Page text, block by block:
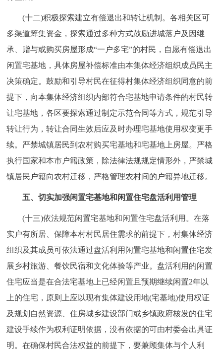
(十二)积极探索建立有偿退出和转让机制。各相关区可
多渠道筹集资金，探索通过多种方式鼓励进城落户及因继
承、赠与或购买房屋形成“一户多宅”的村民，自愿有偿退出
闲置宅基地，具体房屋补偿标准由本集体经济组织成员民主
决策确定。鼓励和引导村民在征得村集体经济组织同意的前
提下，向本集体经济组织内部符合宅基地申请条件的村民转
让宅基地，各区要探索通过制定示范合同等方式，规范引导
转让行为，转让合同生效后应及时办理宅基地使用权变更手
续。严禁城镇居民到农村购买宅基地和宅基地上房屋。严格
执行国家和本市户籍政策，除法律法规规定情形外，严禁城
镇居民户籍向农村迁移，严格管理农村间的户籍异地迁移。
五、切实加强闲置宅基地和闲置住宅盘活利用管理
(十三)依法规范闲置宅基地和闲置住宅盘活利用。在落
实户有所居、保障本村村民居住需求的前提下，村集体经济
组织及其成员可依法通过盘活利用闲置宅基地和闲置住宅发
展乡村旅游、餐饮民宿和文化体验等产业。盘活利用的闲置
住宅应当是在合法宅基地上已经闲置且预期继续闲置2年以
上的住宅，原则上应以现有集体建设用地(宅基地)使用权证
及规划自然资源、住房城乡建设部门或乡镇政府核发的住宅
建设手续作为权利证明依据，没有依据的可由村委会出具证
明。在确保村民合法权益的前提下，要兼顾集体与个人利